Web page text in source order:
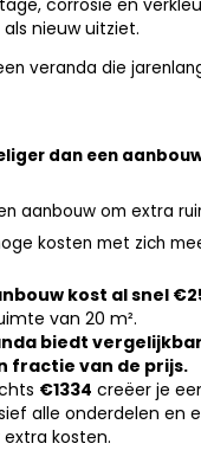
nieuw uitziet.
veranda die
dan een
aanbouw om extra
kosten met zich
kost al snel
van 20 m².
biedt
fractie van de prijs.
€1334 creëer je
alle onderdelen en
kosten.